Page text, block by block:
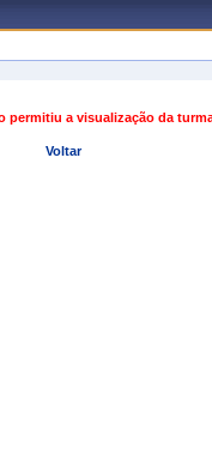
permitiu a visualização da
Voltar